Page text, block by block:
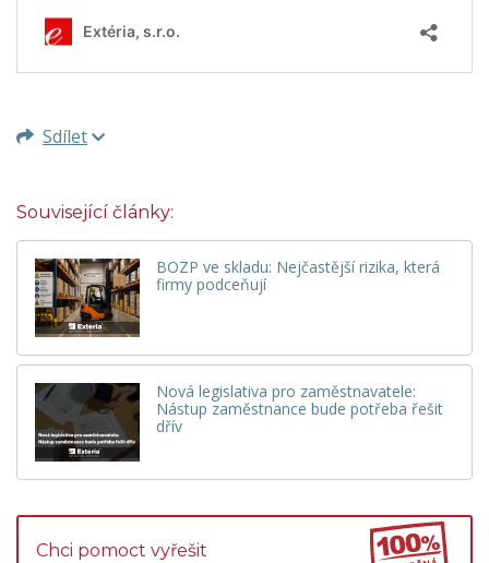
Sdílet
Související články:
BOZP ve skladu: Nejčastější rizika, která
firmy podceňují
Nová legislativa pro zaměstnavatele:
Nástup zaměstnance bude potřeba řešit
dřív
Chci pomoct vyřešit